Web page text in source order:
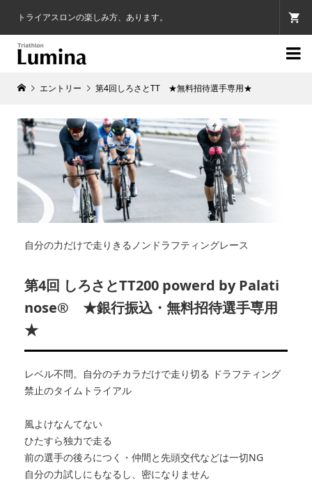
トライアスロンの楽しみ方、あります。

エントリー 第4回しろさとTT ★無料招待選手専用★
自分の力だけで走りきるノンドラフティングレース
第4回 しろさとTT200 powerd by Palati
nose® ★銀行振込・無料招待選手専用
★
レベル不問。自分のチカラだけで走り切る ドラフティング
禁止のタイムトライアル
風よけなんてない
ひたすら独力で走る
前の選手の後ろにつく・仲間と先頭交代などは一切NG
自分の力試しにもなるし、密になりません